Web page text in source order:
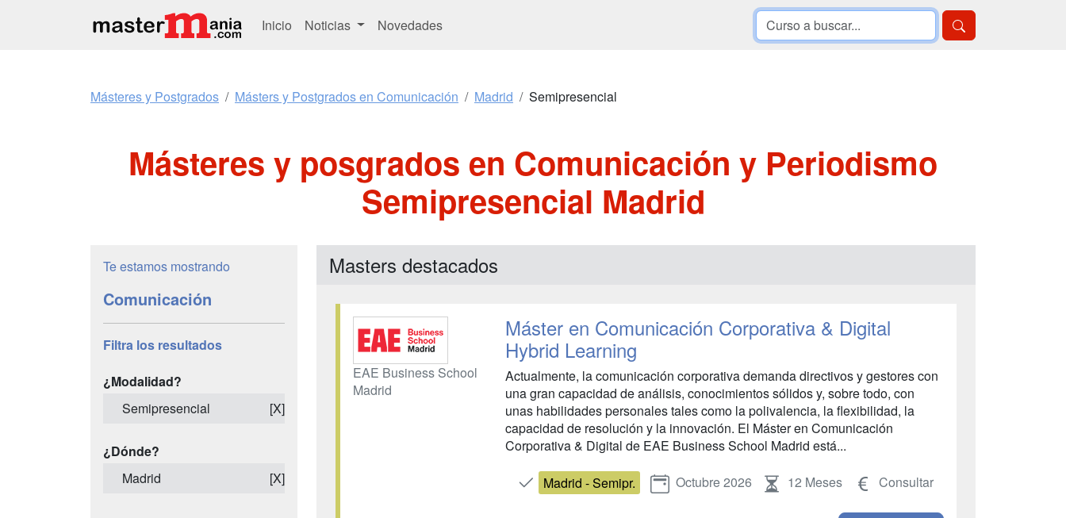
Inicio Noticias Novedades
Másteres y Postgrados Másters y Postgrados en Comunicación Madrid Semipresencial
Másteres y posgrados en Comunicación y Periodismo
Semipresencial Madrid
Te estamos mostrando
Comunicación
Filtra los resultados
¿Modalidad?
Semipresencial
[X]
¿Dónde?
Madrid
[X]
Masters destacados
EAE Business School
Madrid
Máster en Comunicación Corporativa & Digital
Hybrid Learning
Actualmente, la comunicación corporativa demanda directivos y gestores con
una gran capacidad de análisis, conocimientos sólidos y, sobre todo, con
unas habilidades personales tales como la polivalencia, la flexibilidad, la
capacidad de resolución y la innovación. El Máster en Comunicación
Corporativa & Digital de EAE Business School Madrid está...
Madrid - Semipr. Octubre 2026 12 Meses Consultar